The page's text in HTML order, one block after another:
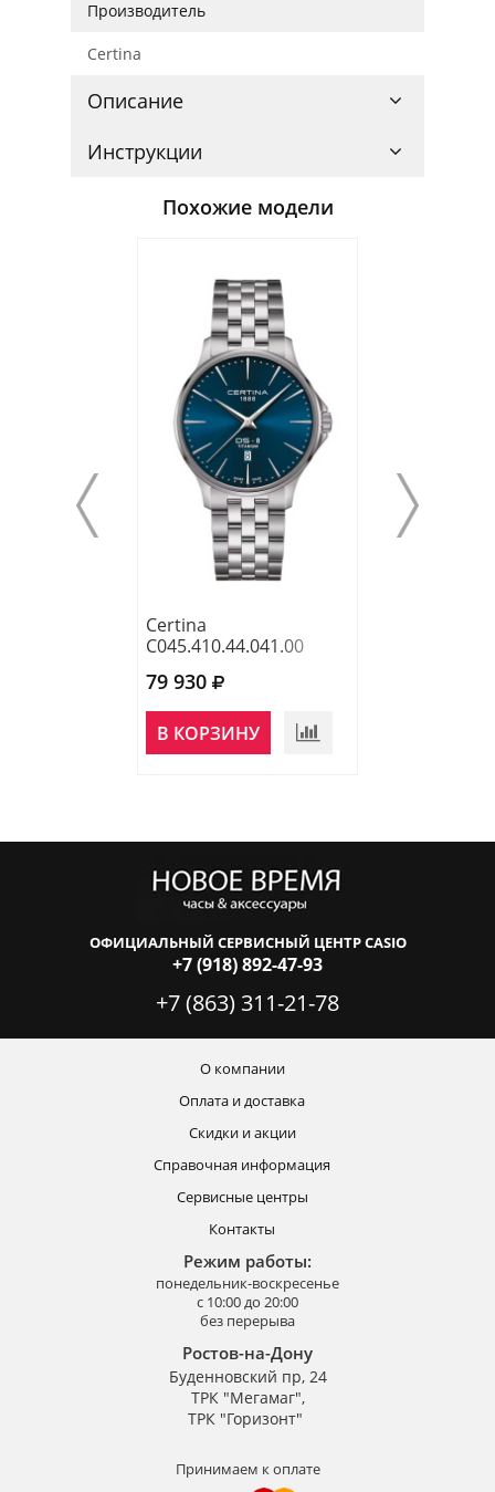
Производитель
Certina
Описание
Инструкции
Похожие модели
Certina
C045.410.44.041.00
79 930
В КОРЗИНУ
ОФИЦИАЛЬНЫЙ СЕРВИСНЫЙ ЦЕНТР CASIO
+7 (918) 892-47-93
+7 (863) 311-21-78
О компании
Оплата и доставка
Скидки и акции
Справочная информация
Сервисные центры
Контакты
Режим работы:
понедельник-воскресенье
с 10:00 до 20:00
без перерыва
Ростов-на-Дону
Буденновский пр, 24
ТРК "Мегамаг",
ТРК "Горизонт"
Принимаем к оплате